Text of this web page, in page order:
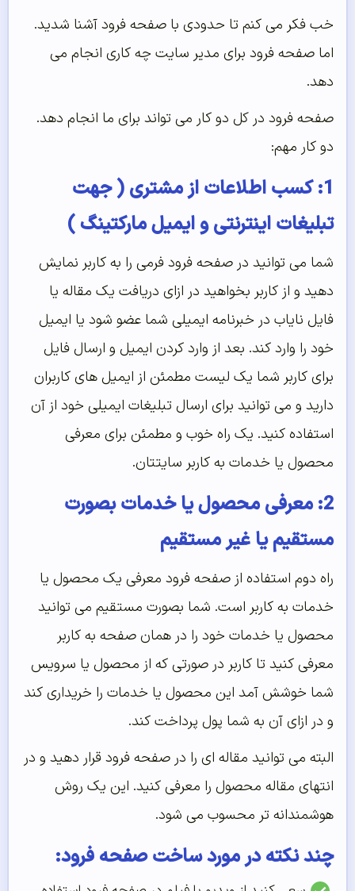
خب فکر می کنم تا حدودی با صفحه فرود آشنا شدید.
اما صفحه فرود برای مدیر سایت چه کاری انجام می
دهد.
صفحه فرود در کل دو کار می تواند برای ما انجام دهد.
دو کار مهم:
1: کسب اطلاعات از مشتری ( جهت
تبلیغات اینترنتی و ایمیل مارکتینگ )
شما می توانید در صفحه فرود فرمی را به کاربر نمایش
دهید و از کاربر بخواهید در ازای دریافت یک مقاله یا
فایل نایاب در خبرنامه ایمیلی شما عضو شود یا ایمیل
خود را وارد کند. بعد از وارد کردن ایمیل و ارسال فایل
برای کاربر شما یک لیست مطمئن از ایمیل های کاربران
دارید و می توانید برای ارسال تبلیغات ایمیلی خود از آن
استفاده کنید. یک راه خوب و مطمئن برای معرفی
محصول یا خدمات به کاربر سایتتان.
2: معرفی محصول یا خدمات بصورت
مستقیم یا غیر مستقیم
راه دوم استفاده از صفحه فرود معرفی یک محصول یا
خدمات به کاربر است. شما بصورت مستقیم می توانید
محصول یا خدمات خود را در همان صفحه به کاربر
معرفی کنید تا کاربر در صورتی که از محصول یا سرویس
شما خوشش آمد این محصول یا خدمات را خریداری کند
و در ازای آن به شما پول پرداخت کند.
البته می توانید مقاله ای را در صفحه فرود قرار دهید و در
انتهای مقاله محصول را معرفی کنید. این یک روش
هوشمندانه تر محسوب می شود.
چند نکته در مورد ساخت صفحه فرود: